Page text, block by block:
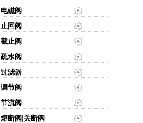
电磁阀
止回阀
截止阀
疏水阀
过滤器
调节阀
节流阀
熔断阀|关断阀